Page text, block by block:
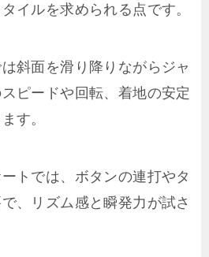
イルを求められる点です。
斜面を滑り降りながらジャ
ピードや回転、着地の安定
す。
トでは、ボタンの連打やタ
、リズム感と瞬発力が試さ